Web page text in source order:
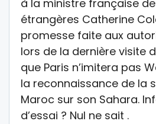
à la ministre française
étrangères Catherine
promesse faite aux
lors de la dernière visite
que Paris n’imitera pas
la reconnaissance de la
Maroc sur son Sahara.
d’essai ? Nul ne sait .